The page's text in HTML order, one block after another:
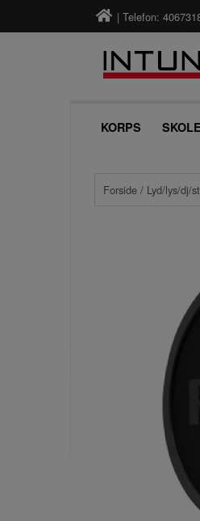
| Telefon:
KORPS SKOLE
Forside / Lyd/lys/dj/